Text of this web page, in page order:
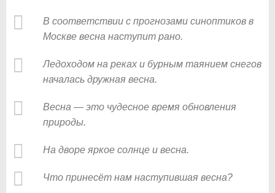
В соответствии с прогнозами синоптиков в
Москве весна наступит рано.
Ледоходом на реках и бурным таянием снегов
началась дружная весна.
Весна — это чудесное время обновления
природы.
На дворе яркое солнце и весна.
Что принесёт нам наступившая весна?